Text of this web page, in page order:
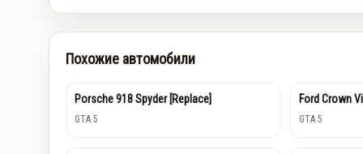
Похожие автомобили
Porsche 918 Spyder [Replace]
GTA 5
Ford Crown
GTA 5